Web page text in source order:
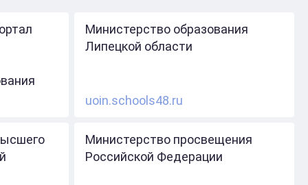
Министерство образования
Липецкой области
uoin.schools48.ru
Министерство просвещения
Российской Федерации